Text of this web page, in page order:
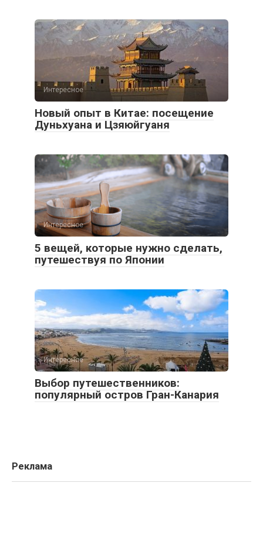
Интересное
Новый опыт в Китае: посещение
Дуньхуана и Цзяюйгуаня
Интересное
5 вещей, которые нужно сделать,
путешествуя по Японии
Интересное
Выбор путешественников:
популярный остров Гран-Канария
Реклама